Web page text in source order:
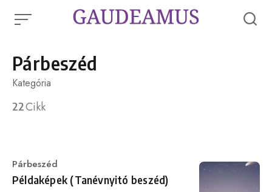
Párbeszéd
Kategória
22Cikk
Category
Párbeszéd
Példaképek (Tanévnyitó beszéd)